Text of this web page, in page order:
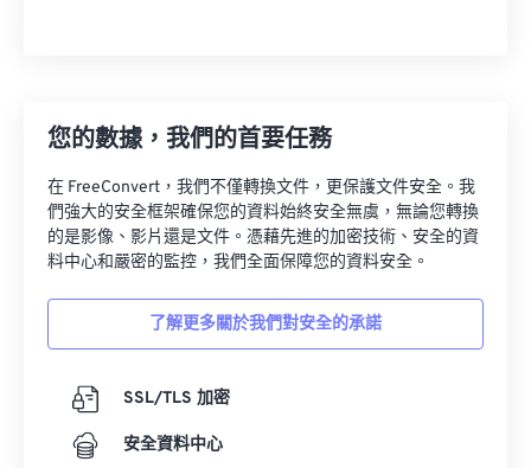
您的數據，我們的首要任務
在 FreeConvert，我們不僅轉換文件，更保護文件安全。我
們強大的安全框架確保您的資料始終安全無虞，無論您轉換
的是影像、影片還是文件。憑藉先進的加密技術、安全的資
料中心和嚴密的監控，我們全面保障您的資料安全。
了解更多關於我們對安全的承諾
SSL/TLS 加密
安全資料中心